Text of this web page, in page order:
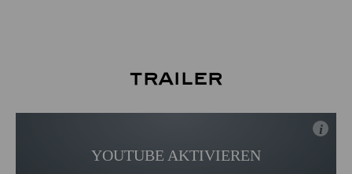
Trailer
YOUTUBE AKTIVIEREN
i